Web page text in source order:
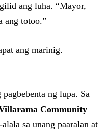
ang luha. “Mayor,
ang totoo.”
ang marinig.
ng lupa. Sa
Community
sa unang paaralan at